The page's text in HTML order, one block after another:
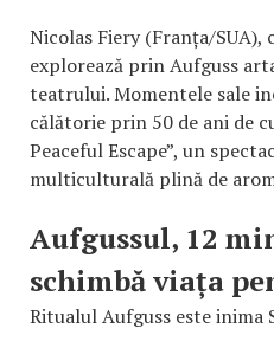
Nicolas Fiery (Franța/SUA),
explorează prin Aufguss
teatrului. Momentele sale
călătorie prin 50 de ani de
Peaceful Escape”, un
multiculturală plină de
Aufgussul, 12
schimbă viața
Ritualul Aufguss este inima